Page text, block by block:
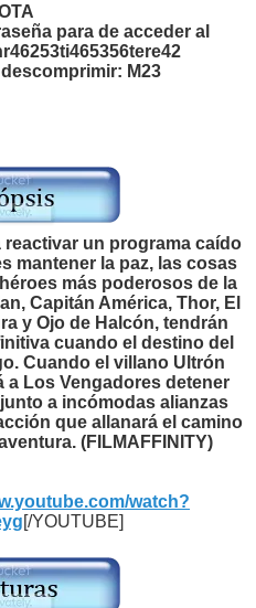
Chris Evans, Mark Ruffalo
GB
| 5130 Kbps
2h 21mn
AL VIDEO ESPAÑOL LATINO
LATINO .SRT
para de acceder al
M23
un programa caído
mantener la paz, las cosas
más poderosos de la
Capitán América, Thor, El
y Ojo de Halcón, tendrán
cuando el destino del
Cuando el villano Ultrón
a Los Vengadores detener
a incómodas alianzas
que allanará el camino
(FILMAFFINITY)
watch?
[/YOUTUBE]